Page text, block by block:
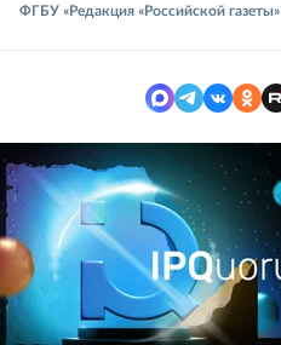
ФГБУ «Редакция «Российской газеты»